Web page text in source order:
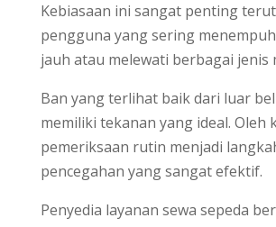
Kebiasaan ini sangat penting
pengguna yang sering
jauh atau melewati berbagai jenis
Ban yang terlihat baik dari luar
memiliki tekanan yang ideal. Oleh
pemeriksaan rutin menjadi
pencegahan yang sangat efektif.
Penyedia layanan sewa sepeda